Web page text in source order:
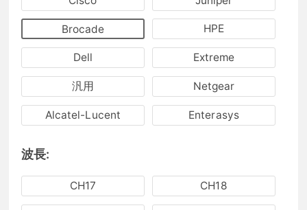
Brocade HPE
Dell Extreme
汎用 Netgear
Alcatel-Lucent Enterasys
波長:
CH17 CH18